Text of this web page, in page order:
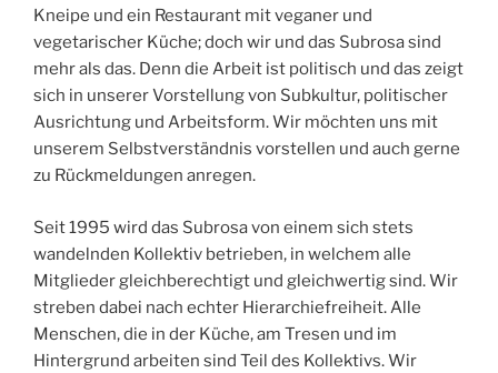
Kneipe und ein Restaurant mit veganer und
vegetarischer Küche; doch wir und das Subrosa sind
mehr als das. Denn die Arbeit ist politisch und das zeigt
sich in unserer Vorstellung von Subkultur, politischer
Ausrichtung und Arbeitsform. Wir möchten uns mit
unserem Selbstverständnis vorstellen und auch gerne
zu Rückmeldungen anregen.
Seit 1995 wird das Subrosa von einem sich stets
wandelnden Kollektiv betrieben, in welchem alle
Mitglieder gleichberechtigt und gleichwertig sind. Wir
streben dabei nach echter Hierarchiefreiheit. Alle
Menschen, die in der Küche, am Tresen und im
Hintergrund arbeiten sind Teil des Kollektivs. Wir